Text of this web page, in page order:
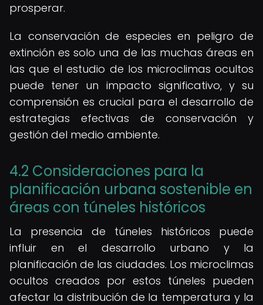
prosperar.
La conservación de especies en peligro de
extinción es solo una de las muchas áreas en
las que el estudio de los microclimas ocultos
puede tener un impacto significativo, y su
comprensión es crucial para el desarrollo de
estrategias efectivas de conservación y
gestión del medio ambiente.
4.2 Consideraciones para la
planificación urbana sostenible en
áreas con túneles históricos
La presencia de túneles históricos puede
influir en el desarrollo urbano y la
planificación de las ciudades. Los microclimas
ocultos creados por estos túneles pueden
afectar la distribución de la temperatura y la